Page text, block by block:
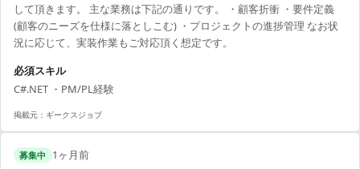
して頂きます。 主な業務は下記の通りです。 ・顧客折衝 ・要件定義
(顧客のニーズを仕様に落としこむ) ・プロジェクトの進捗管理 なお状
況に応じて、実装作業もご対応頂く想定です。
必須スキル
C#.NET ・PM/PL経験
掲載元： ギークスジョブ
募集中 1ヶ月前